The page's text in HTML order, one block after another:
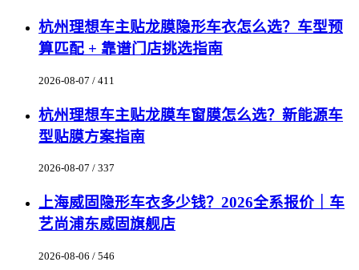
杭州理想车主贴龙膜隐形车衣怎么选？车型预
算匹配 + 靠谱门店挑选指南
2026-08-07 / 411
杭州理想车主贴龙膜车窗膜怎么选？新能源车
型贴膜方案指南
2026-08-07 / 337
上海威固隐形车衣多少钱？2026全系报价｜车
艺尚浦东威固旗舰店
2026-08-06 / 546